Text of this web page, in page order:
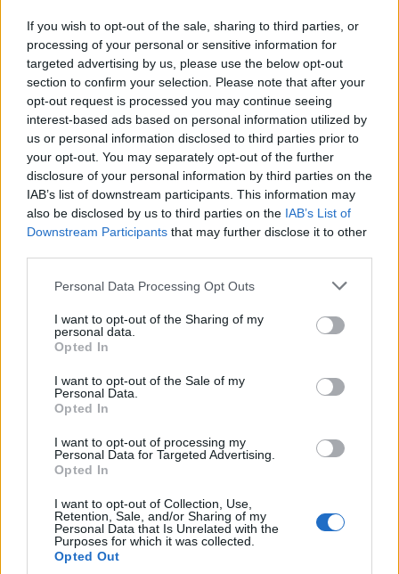
If you wish to opt-out of the sale, sharing to third parties, or
processing of your personal or sensitive information for
targeted advertising by us, please use the below opt-out
section to confirm your selection. Please note that after your
opt-out request is processed you may continue seeing
interest-based ads based on personal information utilized by
us or personal information disclosed to third parties prior to
your opt-out. You may separately opt-out of the further
disclosure of your personal information by third parties on the
IAB’s list of downstream participants. This information may
also be disclosed by us to third parties on the IAB’s List of
Downstream Participants that may further disclose it to other
Personal Data Processing Opt Outs
I want to opt-out of the Sharing of my
personal data.
Opted In
I want to opt-out of the Sale of my
Personal Data.
Opted In
I want to opt-out of processing my
Personal Data for Targeted Advertising.
Opted In
I want to opt-out of Collection, Use,
Retention, Sale, and/or Sharing of my
Personal Data that Is Unrelated with the
Purposes for which it was collected.
Opted Out
Raktažodžiai
baltijos kelias šimtmečio laužai
giruliai
Melnragė
Komentarai
Rašyti komentarą
Komentaras
Sutinku su taisyklėmis
This site is protected by